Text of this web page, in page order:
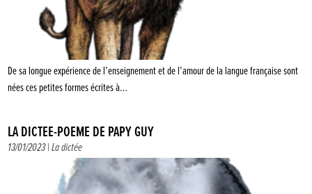
De sa longue expérience de l’enseignement et de l’amour de la langue française sont
nées ces petites formes écrites à…
LA DICTÉE-POÈME DE PAPY GUY
13/01/2023 |La dictée